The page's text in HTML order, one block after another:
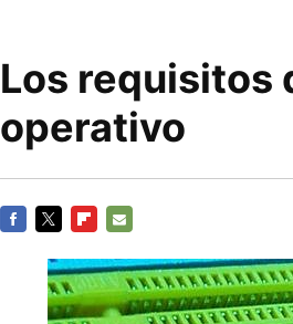
Los requisitos
operativo
MAIL